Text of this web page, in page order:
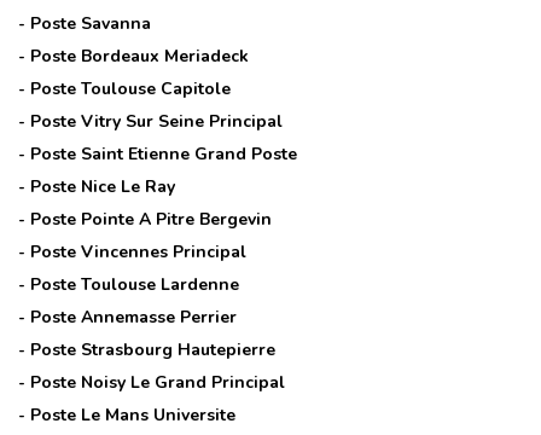
- Poste Savanna
- Poste Bordeaux Meriadeck
- Poste Toulouse Capitole
- Poste Vitry Sur Seine Principal
- Poste Saint Etienne Grand Poste
- Poste Nice Le Ray
- Poste Pointe A Pitre Bergevin
- Poste Vincennes Principal
- Poste Toulouse Lardenne
- Poste Annemasse Perrier
- Poste Strasbourg Hautepierre
- Poste Noisy Le Grand Principal
- Poste Le Mans Universite